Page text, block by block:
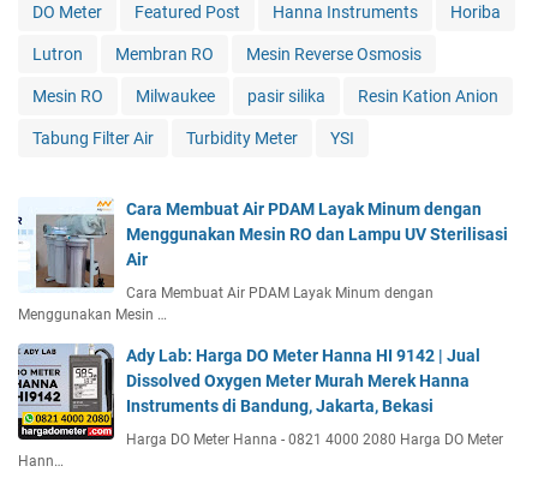
DO Meter Featured Post Hanna Instruments Horiba
Lutron Membran RO Mesin Reverse Osmosis
Mesin RO Milwaukee pasir silika Resin Kation Anion
Tabung Filter Air Turbidity Meter YSI
Cara Membuat Air PDAM Layak Minum dengan
Menggunakan Mesin RO dan Lampu UV Sterilisasi
Air
Cara Membuat Air PDAM Layak Minum dengan
Menggunakan Mesin …
Ady Lab: Harga DO Meter Hanna HI 9142 | Jual
Dissolved Oxygen Meter Murah Merek Hanna
Instruments di Bandung, Jakarta, Bekasi
Harga DO Meter Hanna - 0821 4000 2080 Harga DO Meter
Hann…